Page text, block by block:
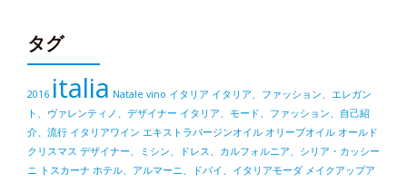
タグ
2016 italia Natale vino イタリア イタリア、ファッション、エレガン
ト、ヴァレンティノ、デザイナー イタリア、モード、ファッション、自己紹
介、流行 イタリアワイン エキストラバージンオイル オリーブオイル オールド
クリスマス デザイナー、ミシン、ドレス、カルフォルニア、シリア・カッシー
ニ トスカーナ ホテル、アルマーニ、ドバイ、イタリアモーダ メイクアップア